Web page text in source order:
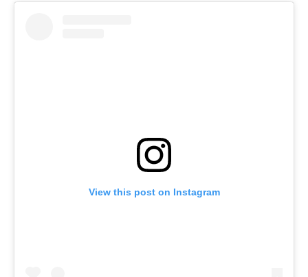
View this post on Instagram